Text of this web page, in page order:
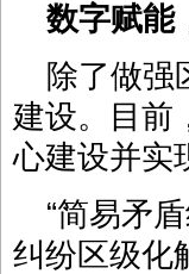
数字赋能
除了做强
建设。目前
心建设并实
“简易矛
纠纷区级化